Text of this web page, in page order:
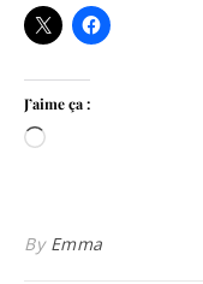
J’aime ça :
Chargement…
By Emma